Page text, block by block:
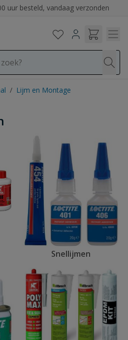
uur besteld, vandaag verzonden
/ Lijm en Montage
Snellijmen